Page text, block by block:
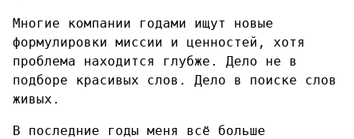
Многие компании годами ищут новые
формулировки миссии и ценностей, хотя
проблема находится глубже. Дело не в
подборе красивых слов. Дело в поиске слов
живых.
В последние годы меня всё больше